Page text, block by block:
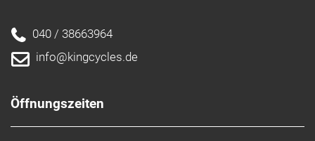
040 / 38663964
info@kingcycles.de
Öffnungszeiten